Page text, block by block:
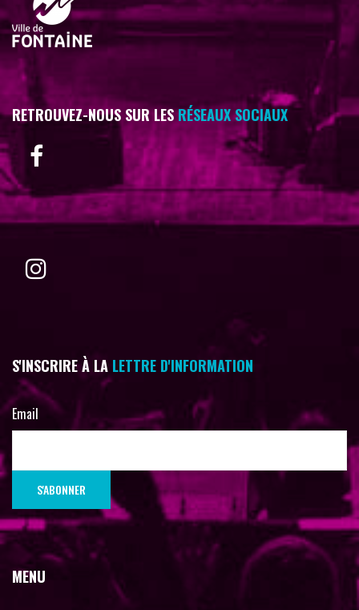
RETROUVEZ-NOUS SUR LESRÉSEAUX SOCIAUX
S'INSCRIRE À LA LETTRE D'INFORMATION
Email
MENU